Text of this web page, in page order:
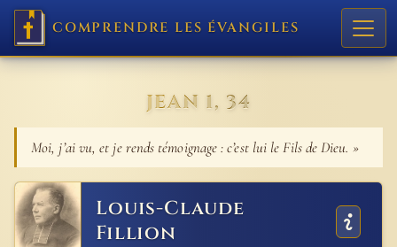
COMPRENDRE LES ÉVANGILES
JEAN 1, 34
Moi, j’ai vu, et je rends témoignage : c’est lui le Fils de Dieu. »
Louis-Claude
Fillion